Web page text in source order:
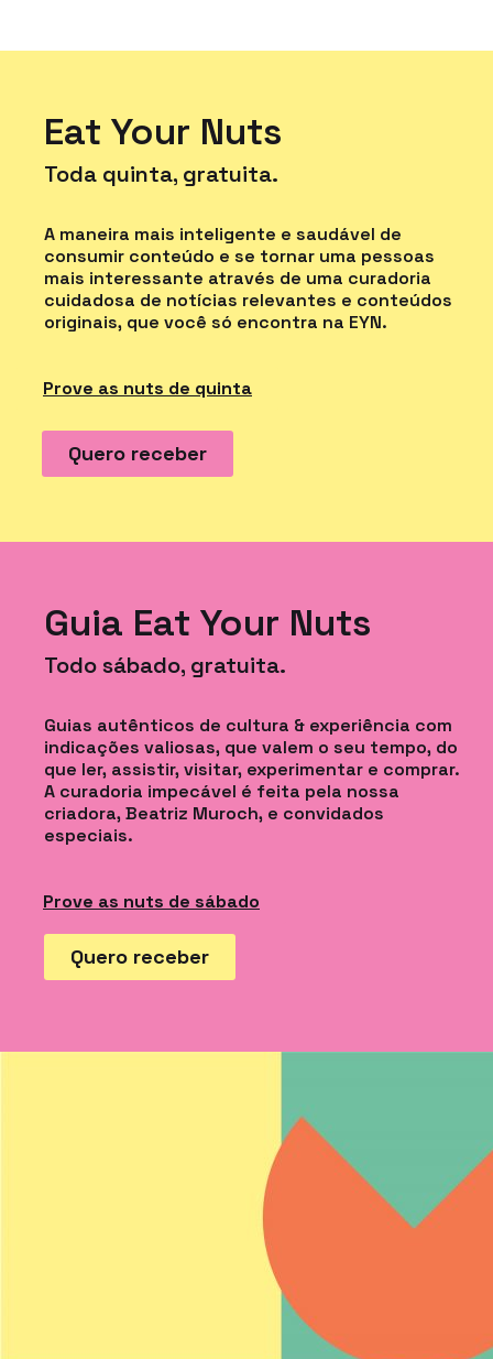
Eat Your Nuts
Toda quinta, gratuita.
A maneira mais inteligente e saudável de
consumir conteúdo e se tornar uma pessoas
mais interessante através de uma curadoria
cuidadosa de notícias relevantes e conteúdos
originais, que você só encontra na EYN.
Prove as nuts de quinta
Quero receber
Guia Eat Your Nuts
Todo sábado, gratuita.
Guias autênticos de cultura & experiência com
indicações valiosas, que valem o seu tempo, do
que ler, assistir, visitar, experimentar e comprar.
A curadoria impecável é feita pela nossa
criadora, Beatriz Muroch, e convidados
especiais.
Prove as nuts de sábado
Quero receber